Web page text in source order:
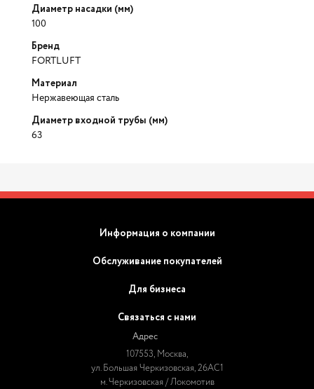
Диаметр насадки (мм)
100
Бренд
FORTLUFT
Материал
Нержавеющая сталь
Диаметр входной трубы (мм)
63
Информация о компании
Обслуживание покупателей
Для бизнеса
Связаться с нами
Адрес
107553, Москва,
ул. Большая Черкизовская, 26АС1
м. Черкизовская / Локомотив